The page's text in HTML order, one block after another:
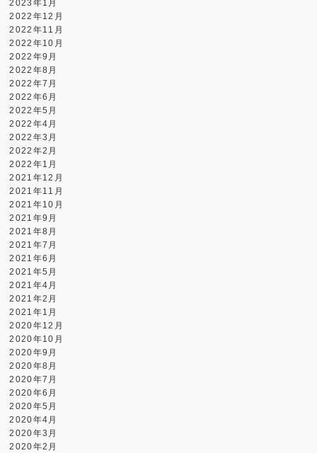
2023年1月
2022年12月
2022年11月
2022年10月
2022年9月
2022年8月
2022年7月
2022年6月
2022年5月
2022年4月
2022年3月
2022年2月
2022年1月
2021年12月
2021年11月
2021年10月
2021年9月
2021年8月
2021年7月
2021年6月
2021年5月
2021年4月
2021年2月
2021年1月
2020年12月
2020年10月
2020年9月
2020年8月
2020年7月
2020年6月
2020年5月
2020年4月
2020年3月
2020年2月